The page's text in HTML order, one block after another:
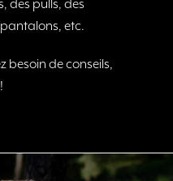
des pulls, des
etc.
besoin de conseils,